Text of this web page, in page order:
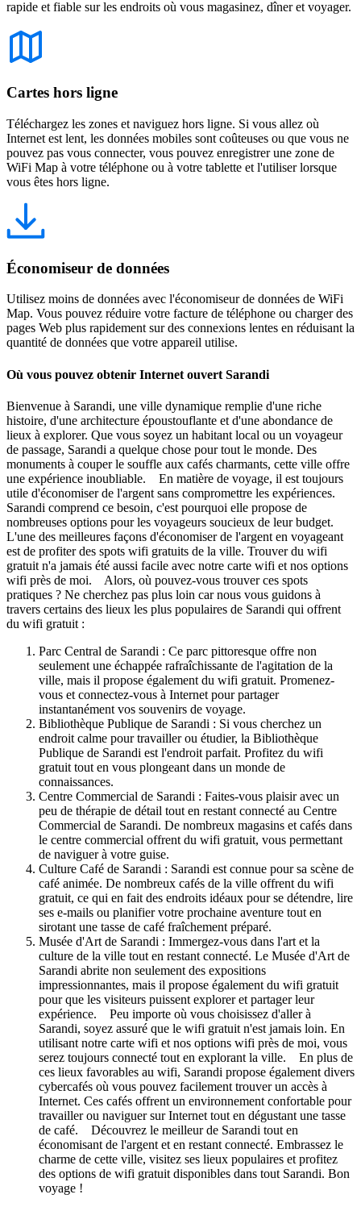
rapide et fiable sur les endroits où vous magasinez, dîner et voyager.
Cartes hors ligne
Téléchargez les zones et naviguez hors ligne. Si vous allez où
Internet est lent, les données mobiles sont coûteuses ou que vous ne
pouvez pas vous connecter, vous pouvez enregistrer une zone de
WiFi Map à votre téléphone ou à votre tablette et l'utiliser lorsque
vous êtes hors ligne.
Économiseur de données
Utilisez moins de données avec l'économiseur de données de WiFi
Map. Vous pouvez réduire votre facture de téléphone ou charger des
pages Web plus rapidement sur des connexions lentes en réduisant la
quantité de données que votre appareil utilise.
Où vous pouvez obtenir Internet ouvert Sarandi
Bienvenue à Sarandi, une ville dynamique remplie d'une riche
histoire, d'une architecture époustouflante et d'une abondance de
lieux à explorer. Que vous soyez un habitant local ou un voyageur
de passage, Sarandi a quelque chose pour tout le monde. Des
monuments à couper le souffle aux cafés charmants, cette ville offre
une expérience inoubliable. En matière de voyage, il est toujours
utile d'économiser de l'argent sans compromettre les expériences.
Sarandi comprend ce besoin, c'est pourquoi elle propose de
nombreuses options pour les voyageurs soucieux de leur budget.
L'une des meilleures façons d'économiser de l'argent en voyageant
est de profiter des spots wifi gratuits de la ville. Trouver du wifi
gratuit n'a jamais été aussi facile avec notre carte wifi et nos options
wifi près de moi. Alors, où pouvez-vous trouver ces spots
pratiques ? Ne cherchez pas plus loin car nous vous guidons à
travers certains des lieux les plus populaires de Sarandi qui offrent
du wifi gratuit :
Parc Central de Sarandi : Ce parc pittoresque offre non
seulement une échappée rafraîchissante de l'agitation de la
ville, mais il propose également du wifi gratuit. Promenez-
vous et connectez-vous à Internet pour partager
instantanément vos souvenirs de voyage.
Bibliothèque Publique de Sarandi : Si vous cherchez un
endroit calme pour travailler ou étudier, la Bibliothèque
Publique de Sarandi est l'endroit parfait. Profitez du wifi
gratuit tout en vous plongeant dans un monde de
connaissances.
Centre Commercial de Sarandi : Faites-vous plaisir avec un
peu de thérapie de détail tout en restant connecté au Centre
Commercial de Sarandi. De nombreux magasins et cafés dans
le centre commercial offrent du wifi gratuit, vous permettant
de naviguer à votre guise.
Culture Café de Sarandi : Sarandi est connue pour sa scène de
café animée. De nombreux cafés de la ville offrent du wifi
gratuit, ce qui en fait des endroits idéaux pour se détendre, lire
ses e-mails ou planifier votre prochaine aventure tout en
sirotant une tasse de café fraîchement préparé.
Musée d'Art de Sarandi : Immergez-vous dans l'art et la
culture de la ville tout en restant connecté. Le Musée d'Art de
Sarandi abrite non seulement des expositions
impressionnantes, mais il propose également du wifi gratuit
pour que les visiteurs puissent explorer et partager leur
expérience. Peu importe où vous choisissez d'aller à
Sarandi, soyez assuré que le wifi gratuit n'est jamais loin. En
utilisant notre carte wifi et nos options wifi près de moi, vous
serez toujours connecté tout en explorant la ville. En plus de
ces lieux favorables au wifi, Sarandi propose également divers
cybercafés où vous pouvez facilement trouver un accès à
Internet. Ces cafés offrent un environnement confortable pour
travailler ou naviguer sur Internet tout en dégustant une tasse
de café. Découvrez le meilleur de Sarandi tout en
économisant de l'argent et en restant connecté. Embrassez le
charme de cette ville, visitez ses lieux populaires et profitez
des options de wifi gratuit disponibles dans tout Sarandi. Bon
voyage !